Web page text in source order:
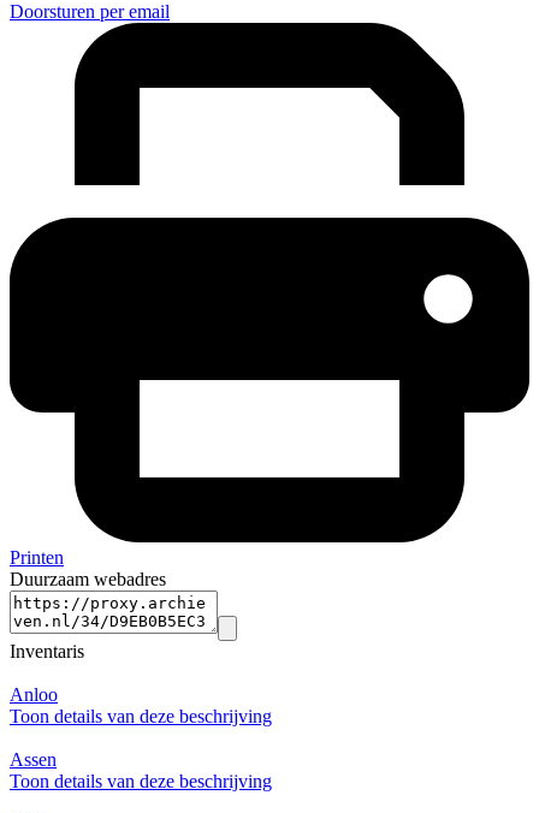
Doorsturen per email
Printen
Duurzaam webadres
Inventaris
Anloo
Toon details van deze beschrijving
Assen
Toon details van deze beschrijving